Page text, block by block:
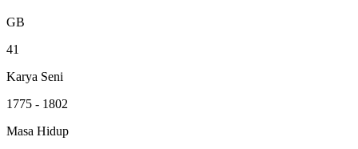
GB
41
Karya Seni
1775 - 1802
Masa Hidup